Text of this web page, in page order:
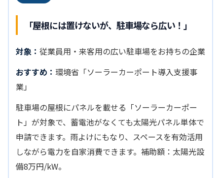
「屋根には置けないが、駐車場なら広い！」
対象： 従業員用・来客用の広い駐車場をお持ちの企業
おすすめ： 環境省「ソーラーカーポート導入支援事
業」
駐車場の屋根にパネルを載せる「ソーラーカーポー
ト」が対象で、蓄電池がなくても太陽光パネル単体で
申請できます。雨よけにもなり、スペースを有効活用
しながら電力を自家消費できます。補助額：太陽光設
備8万円/kW。